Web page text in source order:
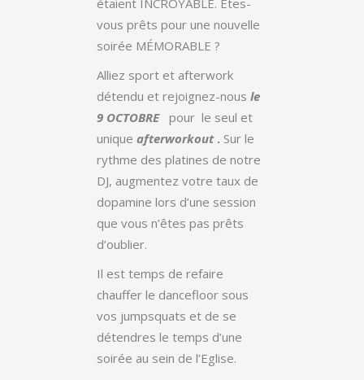
étaient INCROYABLE. Êtes-
vous prêts pour une nouvelle
soirée MÉMORABLE ?
Alliez sport et afterwork
détendu et rejoignez-nous le
9 OCTOBRE pour le seul et
unique afterworkout . Sur le
rythme des platines de notre
DJ, augmentez votre taux de
dopamine lors d’une session
que vous n’êtes pas prêts
d’oublier.
Il est temps de refaire
chauffer le dancefloor sous
vos jumpsquats et de se
détendres le temps d’une
soirée au sein de l’Eglise.